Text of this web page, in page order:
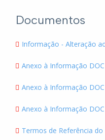
Documentos
Informação - Alteração
Anexo à Informação DOC
Anexo à Informação
Anexo à Informação
Termos de Referência do